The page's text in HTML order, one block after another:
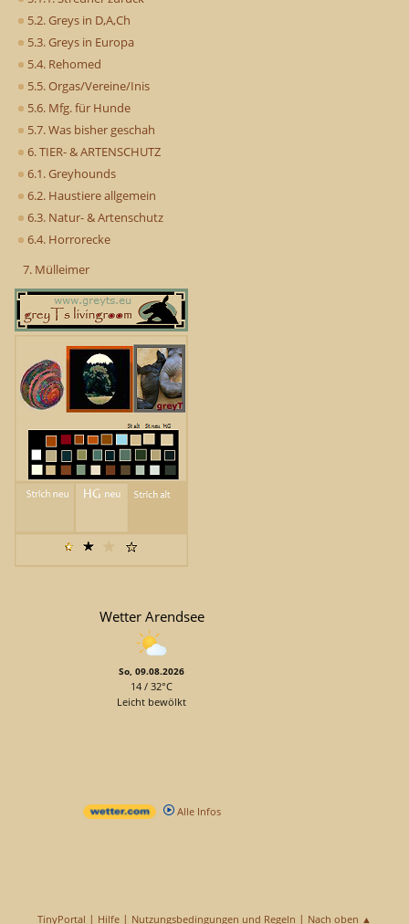
5.2. Greys in D,A,Ch
5.3. Greys in Europa
5.4. Rehomed
5.5. Orgas/Vereine/Inis
5.6. Mfg. für Hunde
5.7. Was bisher geschah
6. TIER- & ARTENSCHUTZ
6.1. Greyhounds
6.2. Haustiere allgemein
6.3. Natur- & Artenschutz
6.4. Horrorecke
7. Mülleimer
Wetter Arendsee
So, 09.08.2026
14 / 32°C
Leicht bewölkt
Alle Infos
TinyPortal | Hilfe | Nutzungsbedingungen und Regeln | Nach oben ▲